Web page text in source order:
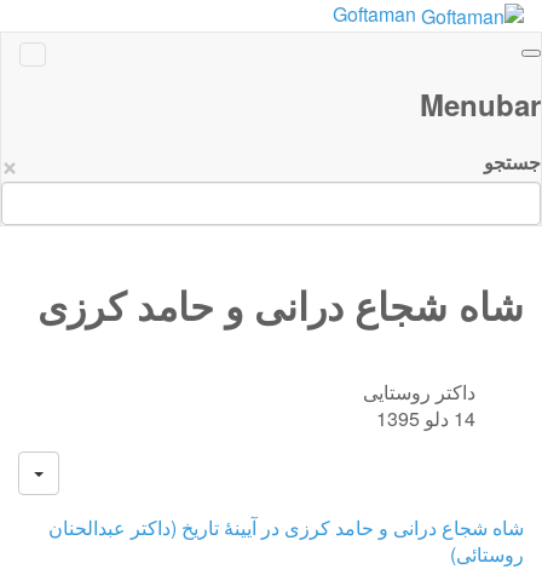
Goftaman
Menubar
×
جستجو
شاه شجاع درانی و حامد کرزی
داکتر روستایی
14 دلو 1395
شاه شجاع درانی و حامد کرزی در آیینۀ تاریخ (داکتر عبدالحنان
روستائی)